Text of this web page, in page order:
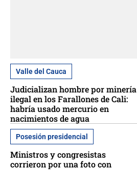
Valle del Cauca
Judicializan hombre por minería
ilegal en los Farallones de Cali:
habría usado mercurio en
nacimientos de agua
Posesión presidencial
Ministros y congresistas
corrieron por una foto con